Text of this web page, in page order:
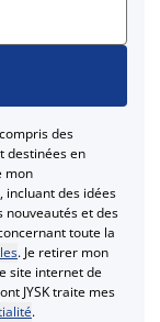
des
destinées en
mon
des idées
nouveautés et des
toute la
. Je retirer mon
site internet de
JYSK traite mes
.